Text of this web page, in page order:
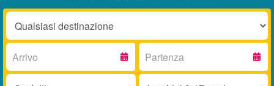
Destinazione:
Arrivo: Partenza:
Adulti:
Bambini